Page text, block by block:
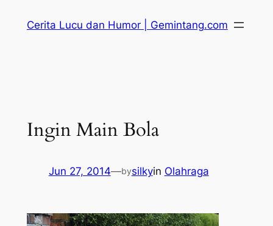
Cerita Lucu dan Humor | Gemintang.com
Ingin Main Bola
Jun 27, 2014—bysilkyin Olahraga